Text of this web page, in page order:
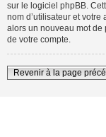
sur le logiciel phpBB.
nom d’utilisateur et
alors un nouveau mot de
de votre compte.
Revenir à la page